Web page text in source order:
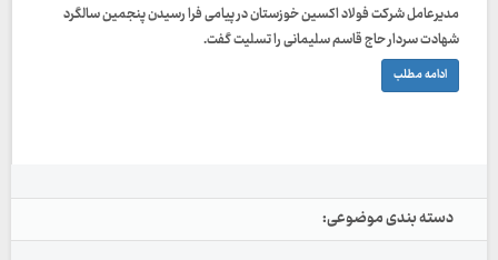
مدیرعامل شرکت فولاد اکسین خوزستان در پیامی فرا رسیدن پنجمین سالگرد
شهادت سردار حاج قاسم سلیمانی را تسلیت گفت.
ادامه مطلب
دسته بندی موضوعی: